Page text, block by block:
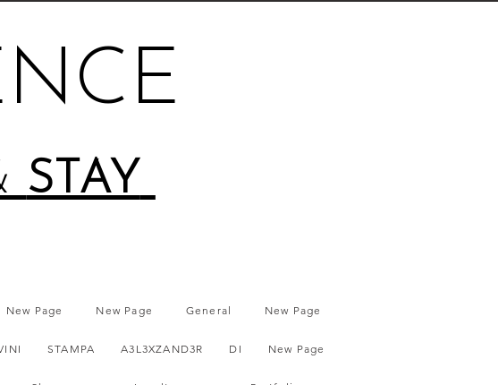
STAY
New Page New Page General New Page
STAMPA A3L3XZAND3R DI New Page